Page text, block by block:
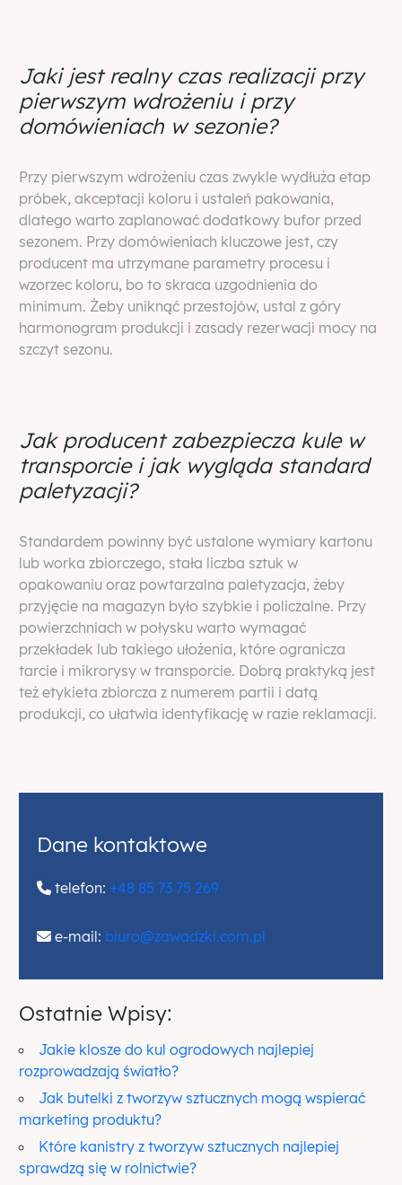
Jaki jest realny czas realizacji przy
pierwszym wdrożeniu i przy
domówieniach w sezonie?
Przy pierwszym wdrożeniu czas zwykle wydłuża etap
próbek, akceptacji koloru i ustaleń pakowania,
dlatego warto zaplanować dodatkowy bufor przed
sezonem. Przy domówieniach kluczowe jest, czy
producent ma utrzymane parametry procesu i
wzorzec koloru, bo to skraca uzgodnienia do
minimum. Żeby uniknąć przestojów, ustal z góry
harmonogram produkcji i zasady rezerwacji mocy na
szczyt sezonu.
Jak producent zabezpiecza kule w
transporcie i jak wygląda standard
paletyzacji?
Standardem powinny być ustalone wymiary kartonu
lub worka zbiorczego, stała liczba sztuk w
opakowaniu oraz powtarzalna paletyzacja, żeby
przyjęcie na magazyn było szybkie i policzalne. Przy
powierzchniach w połysku warto wymagać
przekładek lub takiego ułożenia, które ogranicza
tarcie i mikrorysy w transporcie. Dobrą praktyką jest
też etykieta zbiorcza z numerem partii i datą
produkcji, co ułatwia identyfikację w razie reklamacji.
Dane kontaktowe
telefon: +48 85 73 75 269
e-mail: biuro@zawadzki.com.pl
Ostatnie Wpisy:
Jakie klosze do kul ogrodowych najlepiej
rozprowadzają światło?
Jak butelki z tworzyw sztucznych mogą wspierać
marketing produktu?
Które kanistry z tworzyw sztucznych najlepiej
sprawdzą się w rolnictwie?